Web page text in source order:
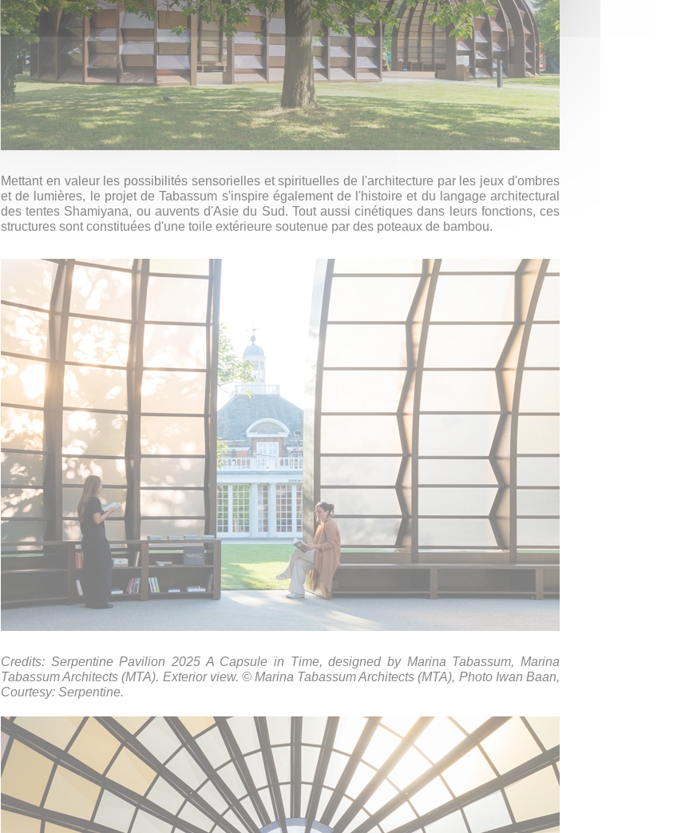
Mettant en valeur les possibilités sensorielles et spirituelles de l'architecture par les jeux d'ombres
et de lumières, le projet de Tabassum s'inspire également de l'histoire et du langage architectural
des tentes Shamiyana, ou auvents d'Asie du Sud. Tout aussi cinétiques dans leurs fonctions, ces
structures sont constituées d'une toile extérieure soutenue par des poteaux de bambou.
Credits: Serpentine Pavilion 2025 A Capsule in Time, designed by Marina Tabassum, Marina
Tabassum Architects (MTA). Exterior view. © Marina Tabassum Architects (MTA), Photo Iwan Baan,
Courtesy: Serpentine.